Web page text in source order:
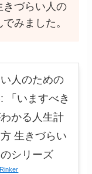
きづらい人の
みました。
人のための
「いますべき
かる人生計
生きづらい
シリーズ
Rinker